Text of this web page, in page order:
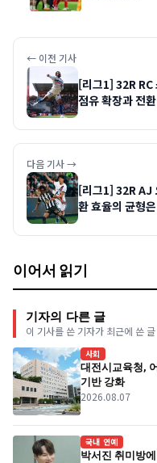
← 이전 기사
[리그1] 32R RC
점유 확장과 전
다음 기사 →
[리그1] 32R AJ
환 효율의 균형
이어서 읽기
기자의 다른 글
이 기사를 쓴 기자가 최근에 쓴 글
사회
대전시교육청,
기반 강화
2026.08.07
국내 연예
박서진 취미방